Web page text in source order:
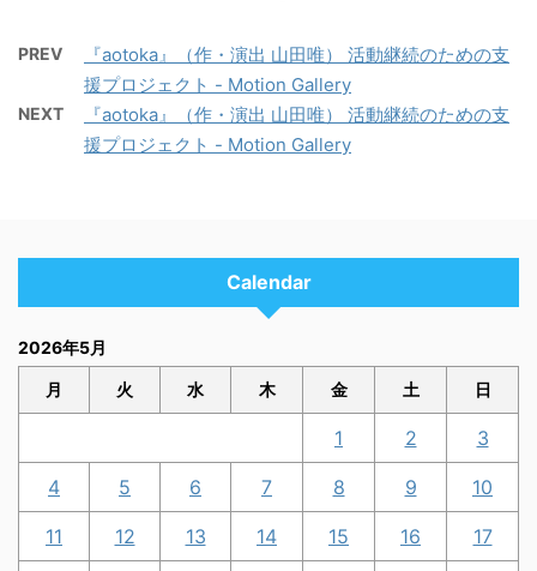
PREV
『aotoka』（作・演出 山田唯） 活動継続のための支
援プロジェクト - Motion Gallery
NEXT
『aotoka』（作・演出 山田唯） 活動継続のための支
援プロジェクト - Motion Gallery
Calendar
2026年5月
月 火 水 木 金 土 日
1 2 3
4 5 6 7 8 9 10
11 12 13 14 15 16 17